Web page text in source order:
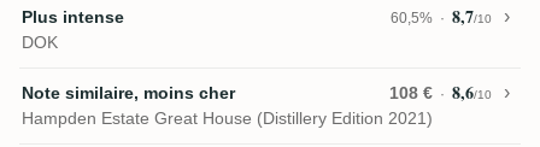
Plus intense 60,5% 8,7/10
DOK
Note similaire, moins cher 108 € 8,6/10
Hampden Estate Great House (Distillery Edition 2021)